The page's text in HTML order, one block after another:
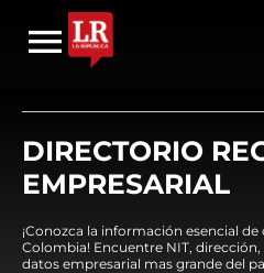
DIRECTORIO
EMPRESARIAL
¡Conozca la información esencial
Colombia! Encuentre NIT,
datos empresarial mas grande del